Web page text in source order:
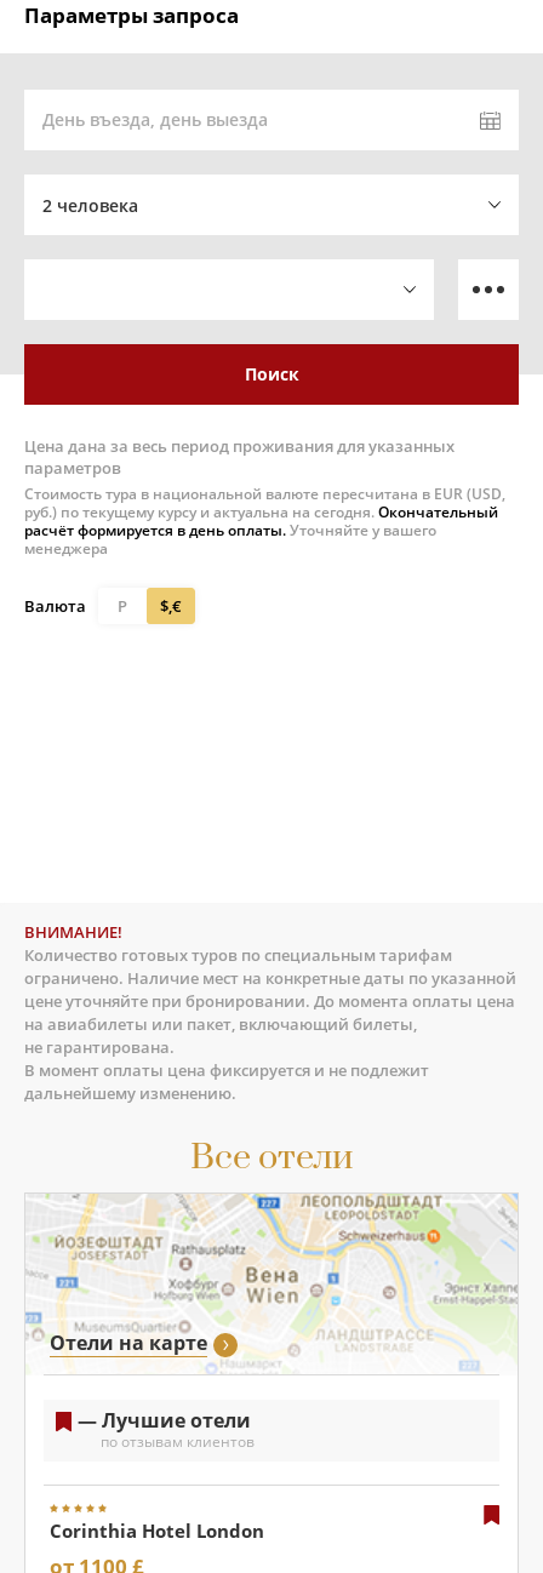
Все отели
Отели на карте
— Лучшие отели
по отзывам клиентов
Corinthia Hotel London
от 1100 £
Параметры запроса
День въезда, день выезда
2 человека
Поиск
Цена дана за весь период проживания для указанных
параметров
Стоимость тура в национальной валюте пересчитана в EUR (USD,
руб.) по текущему курсу и актуальна на сегодня.Окончательный
расчёт формируется в день оплаты.Уточняйте у вашего
менеджера
Валюта Р $,€
ВНИМАНИЕ!
Количество готовых туров по специальным тарифам
ограничено. Наличие мест на конкретные даты по указанной
цене уточняйте при бронировании. До момента оплаты цена
на авиабилеты или пакет, включающий билеты,
не гарантирована.
В момент оплаты цена фиксируется и не подлежит
дальнейшему изменению.